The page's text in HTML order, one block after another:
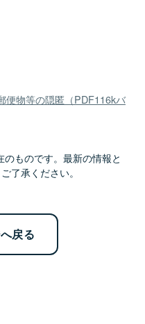
物等の隠匿（PDF116kバ
ものです。最新の情報と
了承ください。
戻る